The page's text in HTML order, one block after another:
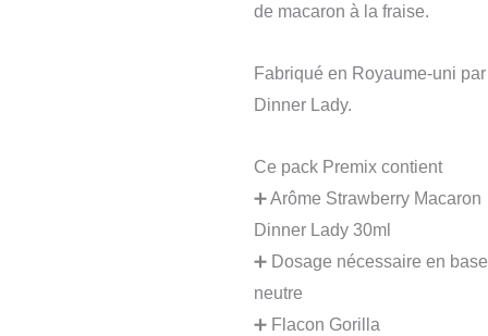
de macaron à la fraise.
Fabriqué en Royaume-uni par
Dinner Lady.
Ce pack Premix contient
➕ Arôme Strawberry Macaron
Dinner Lady 30ml
➕ Dosage nécessaire en base
neutre
➕ Flacon Gorilla